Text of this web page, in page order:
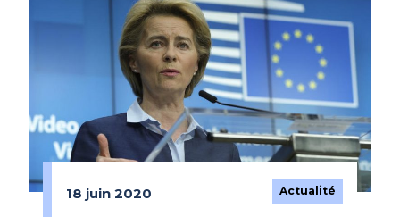
18 juin 2020 Actualité